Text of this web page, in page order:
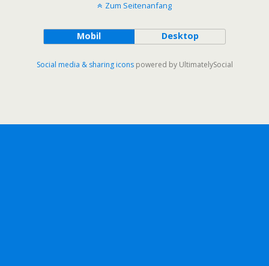
Zum Seitenanfang
Mobil Desktop
Social media & sharing icons powered by UltimatelySocial